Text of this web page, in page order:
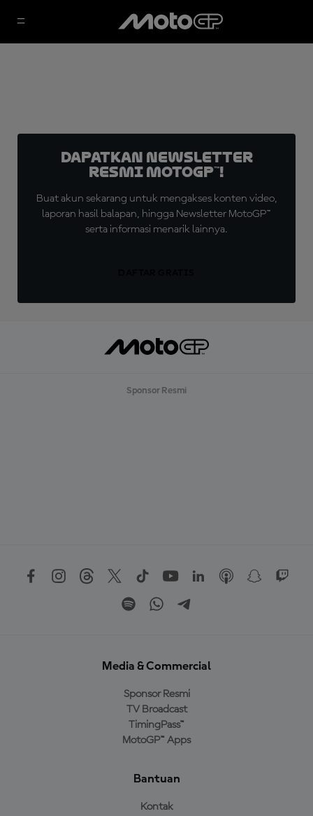
Dapatkan Newsletter
Resmi MotoGP™!
Buat akun sekarang untuk mengakses konten video,
laporan hasil balapan, hingga Newsletter MotoGP™
serta informasi menarik lainnya.
Sponsor Resmi
Media & Commercial
Sponsor Resmi
TV Broadcast
TimingPass™
MotoGP™ Apps
Bantuan
Kontak